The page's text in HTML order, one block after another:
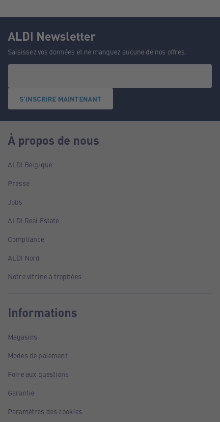
ALDI Newsletter
Saisissez vos données et ne manquez aucune de nos offres.
S'INSCRIRE MAINTENANT
À propos de nous
ALDI Belgique
Presse
Jobs
ALDI Real Estate
Compliance
ALDI Nord
Notre vitrine à trophées
Informations
Magasins
Modes de paiement
Foire aux questions
Garantie
Paramètres des cookies